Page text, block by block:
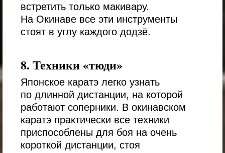
встретить только макивару.
На Окинаве все эти инструменты
стоят в углу каждого додзё.
8. Техники «тюди»
Японское каратэ легко узнать
по длинной дистанции, на которой
работают соперники. В окинавском
каратэ практически все техники
приспособлены для боя на очень
короткой дистанции, стоя